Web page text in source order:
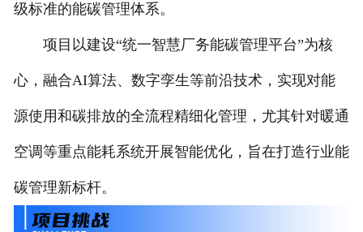
级标准的能碳管理体系。
项目以建设“统一智慧厂务能碳管理平台”为核
心，融合AI算法、数字孪生等前沿技术，实现对能
源使用和碳排放的全流程精细化管理，尤其针对暖通
空调等重点能耗系统开展智能优化，旨在打造行业能
碳管理新标杆。